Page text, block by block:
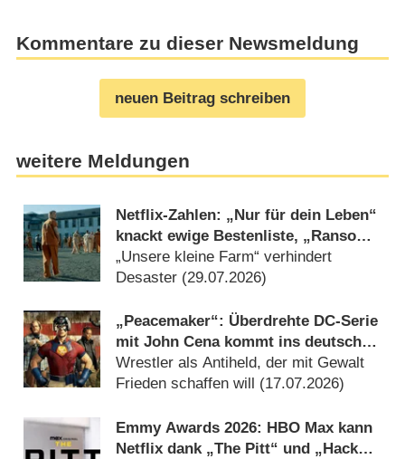
Kommentare zu dieser Newsmeldung
neuen Beitrag schreiben
weitere Meldungen
Netflix-Zahlen: „Nur für dein Leben“
knackt ewige Bestenliste, „Ransom
Canyon“ geht mau weiter
„Unsere kleine Farm“ verhindert
Desaster (29.07.2026)
„Peacemaker“: Überdrehte DC-Serie
mit John Cena kommt ins deutsche
Free-TV
Wrestler als Antiheld, der mit Gewalt
Frieden schaffen will (17.07.2026)
Emmy Awards 2026: HBO Max kann
Netflix dank „The Pitt“ und „Hacks“